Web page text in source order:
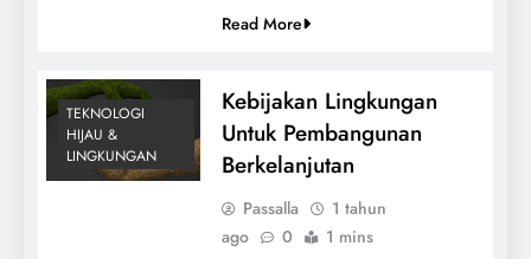
Read More
TEKNOLOGI
HIJAU &
LINGKUNGAN
Kebijakan Lingkungan
Untuk Pembangunan
Berkelanjutan
Passalla
1 tahun
ago
0 1 mins